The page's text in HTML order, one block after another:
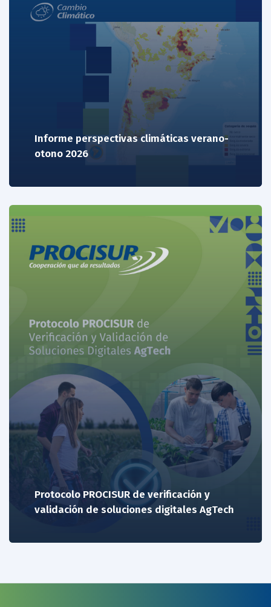
Informe perspectivas climáticas verano-
otono 2026
Protocolo PROCISUR de verificación y
validación de soluciones digitales AgTech